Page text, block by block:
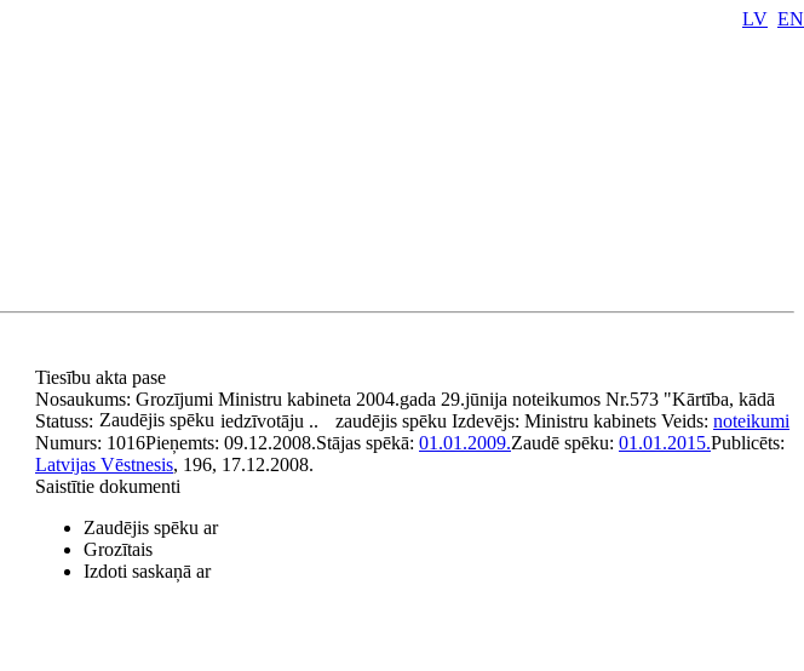
LV EN
Tiesību akta pase
Nosaukums: Grozījumi Ministru kabineta 2004.gada 29.jūnija noteikumos Nr.573 "Kārtība, kādā
iedzīvotāju ..
Statuss: Zaudējis spēku zaudējis spēku Izdevējs: Ministru kabinets Veids: noteikumi
Numurs: 1016Pieņemts: 09.12.2008.Stājas spēkā: 01.01.2009.Zaudē spēku: 01.01.2015.Publicēts:
Latvijas Vēstnesis, 196, 17.12.2008.
Saistītie dokumenti
Zaudējis spēku ar
Grozītais
Izdoti saskaņā ar